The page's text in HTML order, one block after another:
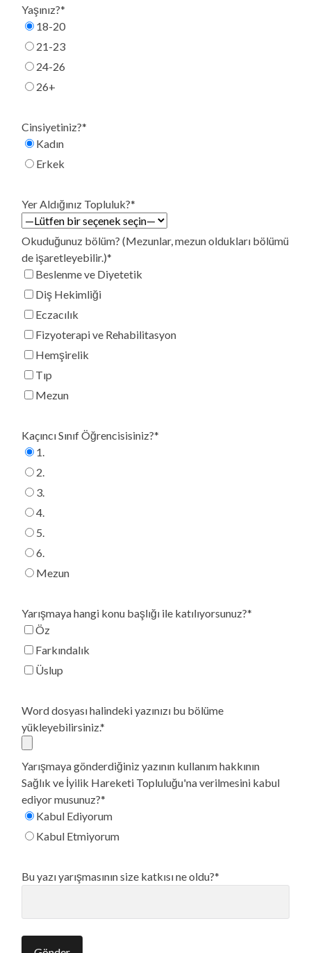
Yaşınız?*
18-20
21-23
24-26
26+
Cinsiyetiniz?*
Kadın
Erkek
Yer Aldığınız Topluluk?*
Okuduğunuz bölüm? (Mezunlar, mezun oldukları bölümü
de işaretleyebilir.)*
Beslenme ve Diyetetik
Diş Hekimliği
Eczacılık
Fizyoterapi ve Rehabilitasyon
Hemşirelik
Tıp
Mezun
Kaçıncı Sınıf Öğrencisisiniz?*
1.
2.
3.
4.
5.
6.
Mezun
Yarışmaya hangi konu başlığı ile katılıyorsunuz?*
Öz
Farkındalık
Üslup
Word dosyası halindeki yazınızı bu bölüme
yükleyebilirsiniz.*
Yarışmaya gönderdiğiniz yazının kullanım hakkının
Sağlık ve İyilik Hareketi Topluluğu'na verilmesini kabul
ediyor musunuz?*
Kabul Ediyorum
Kabul Etmiyorum
Bu yazı yarışmasının size katkısı ne oldu?*